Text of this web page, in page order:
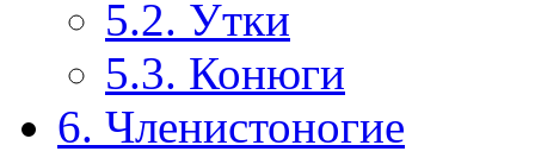
5.2. Утки
5.3. Конюги
6. Членистоногие